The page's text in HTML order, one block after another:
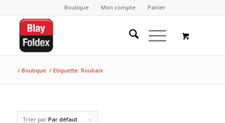
Boutique Mon compte Panier
/ Boutique / Etiquette: Roubaix
Trier par Par défaut